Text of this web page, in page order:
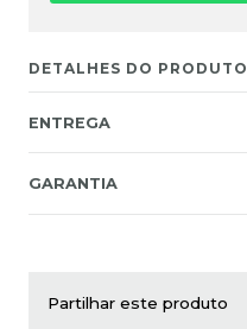
DETALHES DO PRODUTO
ENTREGA
GARANTIA
Partilhar este produto